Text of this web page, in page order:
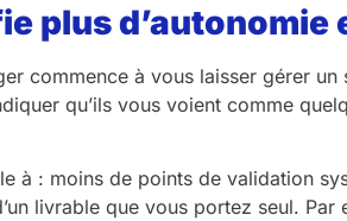
plus d’autonomie
commence à vous laisser gérer
qu’ils vous voient comme
à : moins de points de validation
livrable que vous portez seul.